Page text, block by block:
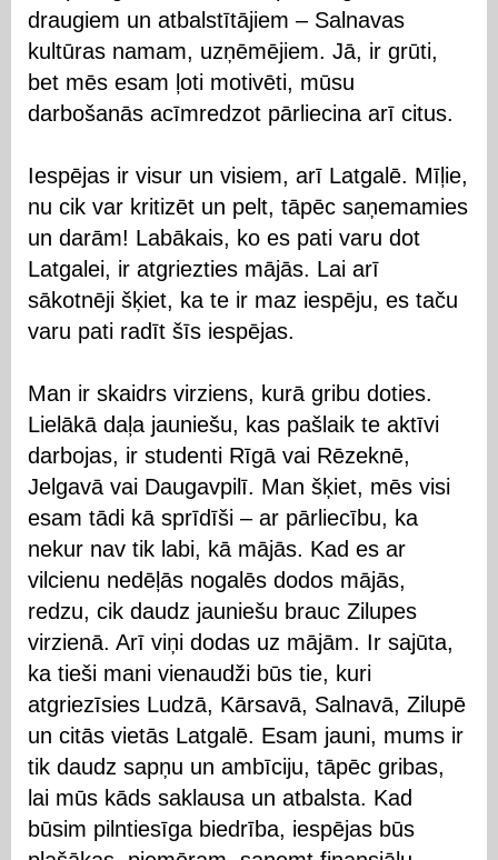
draugiem un atbalstītājiem – Salnavas
kultūras namam, uzņēmējiem. Jā, ir grūti,
bet mēs esam ļoti motivēti, mūsu
darbošanās acīmredzot pārliecina arī citus.
Iespējas ir visur un visiem, arī Latgalē. Mīļie,
nu cik var kritizēt un pelt, tāpēc saņemamies
un darām! Labākais, ko es pati varu dot
Latgalei, ir atgriezties mājās. Lai arī
sākotnēji šķiet, ka te ir maz iespēju, es taču
varu pati radīt šīs iespējas.
Man ir skaidrs virziens, kurā gribu doties.
Lielākā daļa jauniešu, kas pašlaik te aktīvi
darbojas, ir studenti Rīgā vai Rēzeknē,
Jelgavā vai Daugavpilī. Man šķiet, mēs visi
esam tādi kā sprīdīši – ar pārliecību, ka
nekur nav tik labi, kā mājās. Kad es ar
vilcienu nedēļās nogalēs dodos mājās,
redzu, cik daudz jauniešu brauc Zilupes
virzienā. Arī viņi dodas uz mājām. Ir sajūta,
ka tieši mani vienaudži būs tie, kuri
atgriezīsies Ludzā, Kārsavā, Salnavā, Zilupē
un citās vietās Latgalē. Esam jauni, mums ir
tik daudz sapņu un ambīciju, tāpēc gribas,
lai mūs kāds saklausa un atbalsta. Kad
būsim pilntiesīga biedrība, iespējas būs